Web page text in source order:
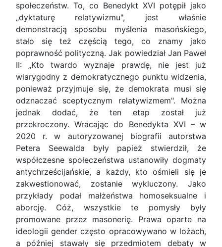
społeczeństw. To, co Benedykt XVI potępił jako
„dyktaturę relatywizmu", jest właśnie
demonstracją sposobu myślenia masońskiego,
stało się też częścią tego, co znamy jako
poprawność polityczną. Jak powiedział Jan Paweł
II: „Kto twardo wyznaje prawdę, nie jest już
wiarygodny z demokratycznego punktu widzenia,
ponieważ przyjmuje się, że demokrata musi się
odznaczać sceptycznym relatywizmem". Można
jednak dodać, że ten etap został już
przekroczony. Wracając do Benedykta XVI – w
2020 r. w autoryzowanej biografii autorstwa
Petera Seewalda były papież stwierdził, że
współczesne społeczeństwa ustanowiły dogmaty
antychrześcijańskie, a każdy, kto ośmieli się je
zakwestionować, zostanie wykluczony. Jako
przykłady podał małżeństwa homoseksualne i
aborcję. Cóż, wszystkie te pomysły były
promowane przez masonerię. Prawa oparte na
ideologii gender często opracowywano w lożach,
a później stawały się przedmiotem debaty w